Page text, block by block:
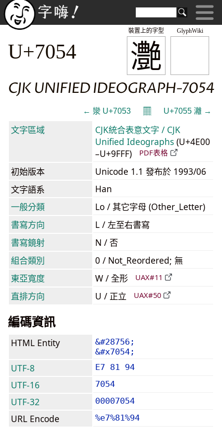
GlyphWiki
灔
裝置上的字型
U+7054
CJK UNIFIED IDEOGRAPH-7054
← 灓 U+7053 𝄜 U+7055 灕 →
文字區域
CJK統合表意文字 / CJK
Unified Ideographs (U+4E00
–U+9FFF)
PDF表格
初始版本
Unicode 1.1 發布於 1993/06
文字語系
Han
一般分類
Lo / 其它字母 (Other_Letter)
書寫方向
L / 左至右書寫
書寫鏡射
N / 否
組合類別
0 / Not_Reordered; 無
東亞寬度
W / 全形 UAX#11
直排方向 U / 正立 UAX#50
編碼資訊
HTML Entity
&#28756;
&#x7054;
UTF-8 E7 81 94
UTF-16 7054
UTF-32 00007054
URL Encode %e7%81%94